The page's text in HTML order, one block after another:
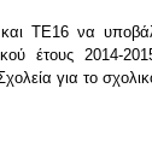
ΤΕ16 να
έτους 2014-
για το